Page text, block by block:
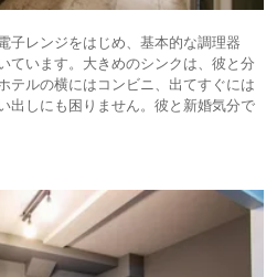
子レンジをはじめ、基本的な調理器
ています。大きめのシンクは、彼と分
テルの横にはコンビニ、出てすぐには
出しにも困りません。彼と新婚気分で